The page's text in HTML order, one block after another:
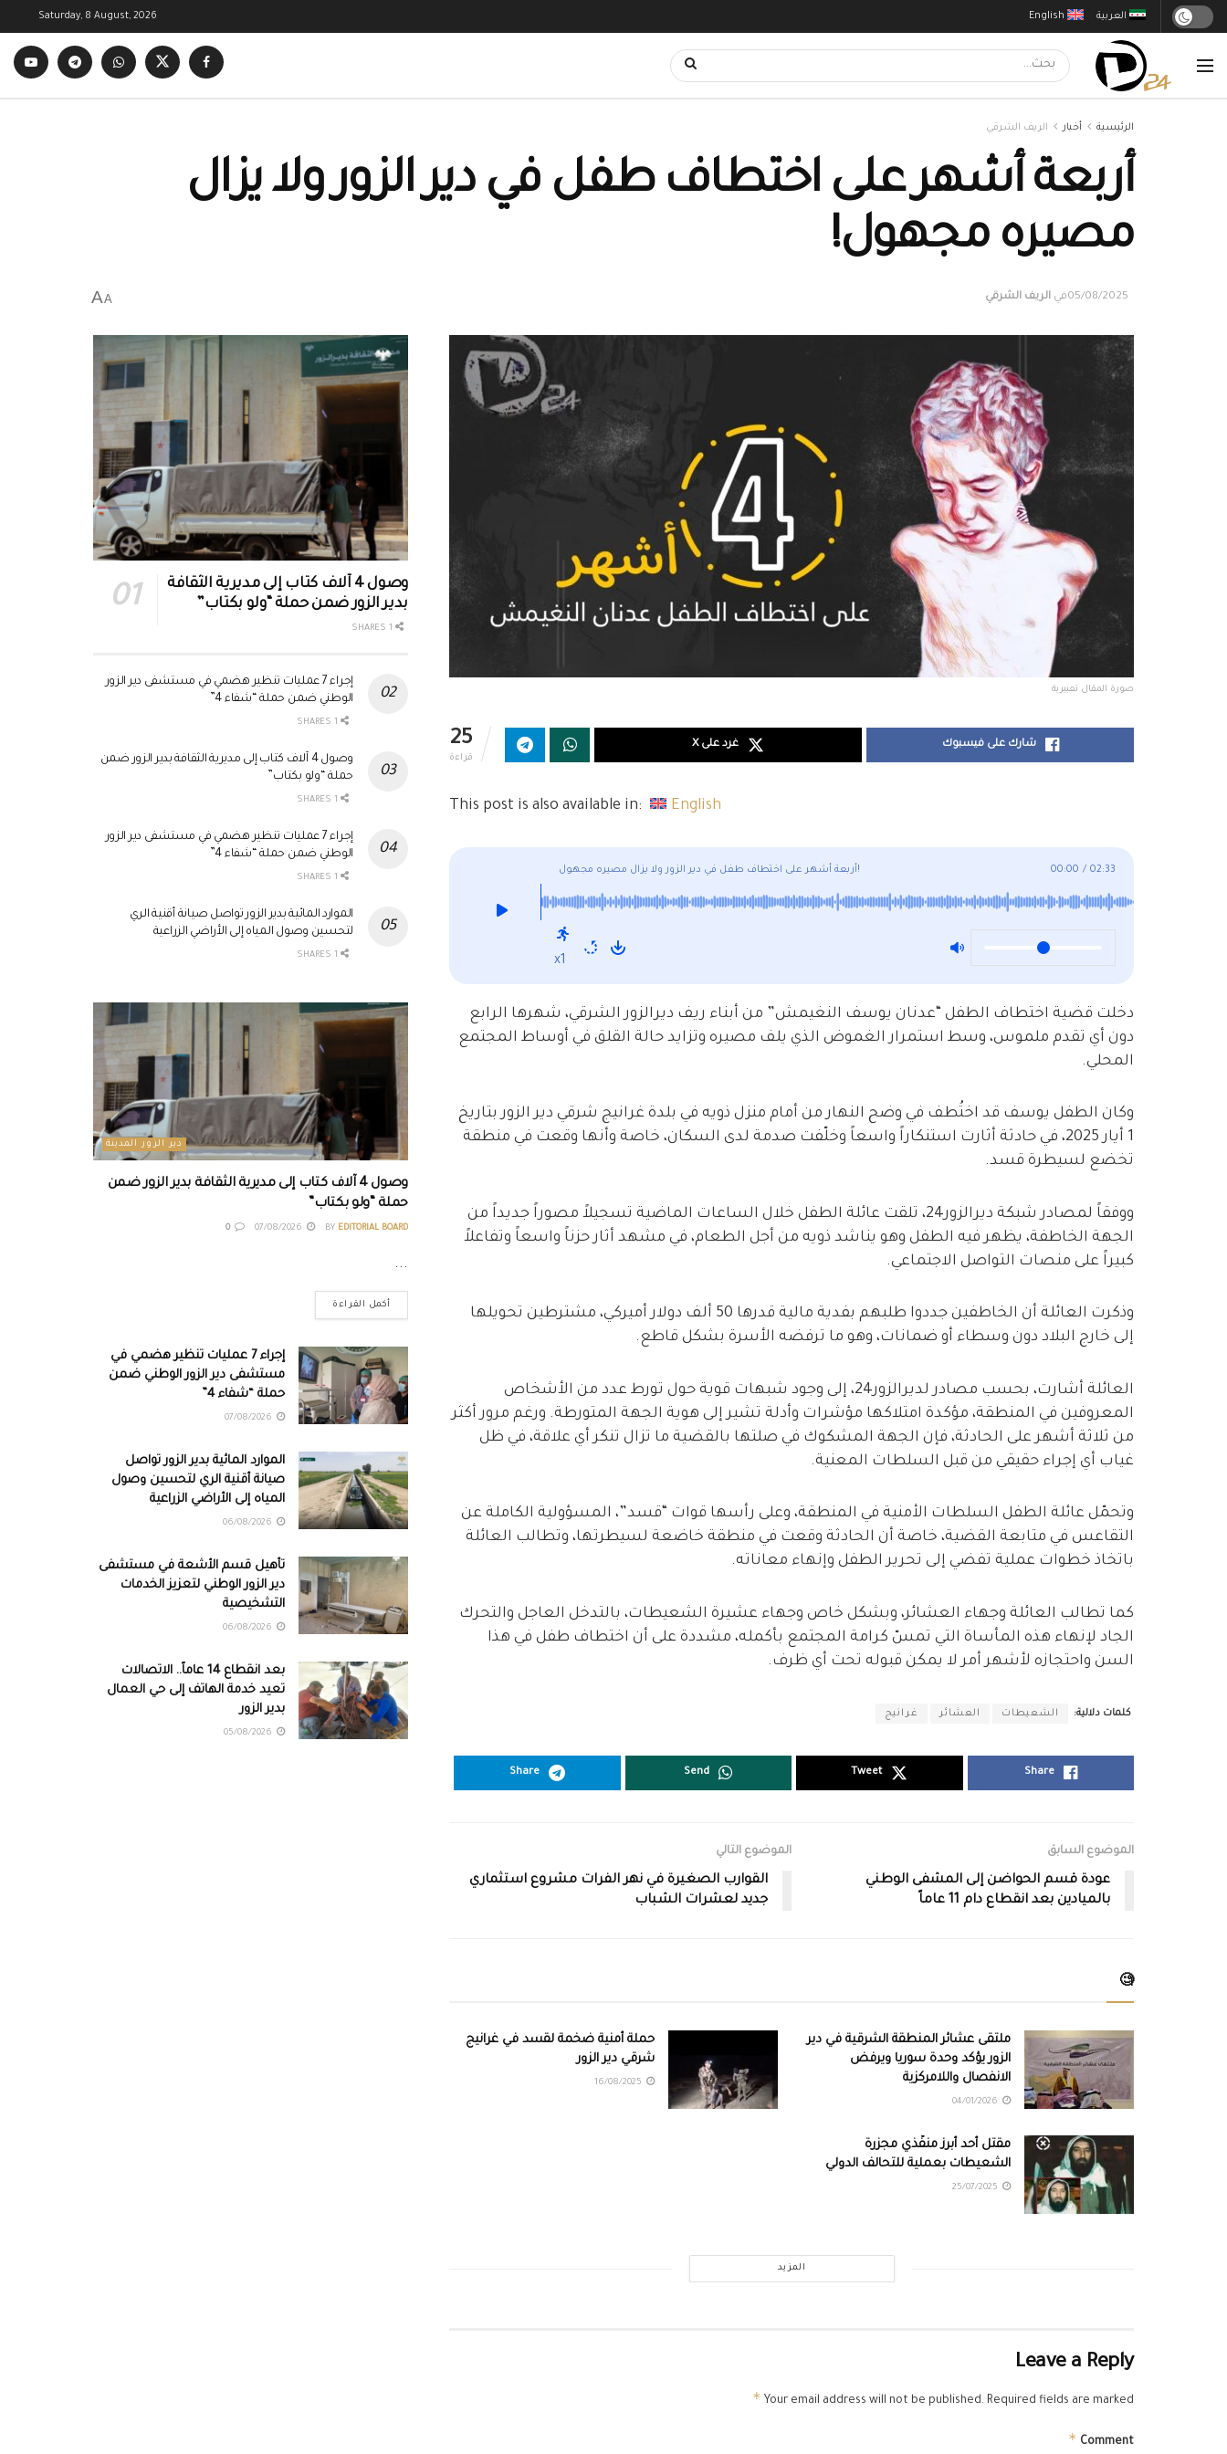
English العربية Saturday, 8 August, 2026
الرئيسية أخبار الريف الشرقي
أربعة أشهر على اختطاف طفل في دير الزور ولا يزال
مصيره مجهول!
05/08/2025في الريف الشرقي A
A
صورة المقال تعبيرية
25
قراءة
شارك على فيسبوك غرد على X
This post is also available in: English
أربعة أشهر على اختطاف طفل في دير الزور ولا يزال مصيره مجهول! 00:00 / 02:33
x1
دخلت قضية اختطاف الطفل “عدنان يوسف النغيمش” من أبناء ريف ديرالزور الشرقي، شهرها الرابع
دون أي تقدم ملموس، وسط استمرار الغموض الذي يلف مصيره وتزايد حالة القلق في أوساط المجتمع
المحلي.
وكان الطفل يوسف قد اختُطف في وضح النهار من أمام منزل ذويه في بلدة غرانيج شرقي دير الزور بتاريخ
1 أيار 2025، في حادثة أثارت استنكاراً واسعاً وخلّفت صدمة لدى السكان، خاصة وأنها وقعت في منطقة
تخضع لسيطرة قسد.
ووفقاً لمصادر شبكة ديرالزور24، تلقت عائلة الطفل خلال الساعات الماضية تسجيلاً مصوراً جديداً من
الجهة الخاطفة، يظهر فيه الطفل وهو يناشد ذويه من أجل الطعام، في مشهد أثار حزناً واسعاً وتفاعلاً
كبيراً على منصات التواصل الاجتماعي.
وذكرت العائلة أن الخاطفين جددوا طلبهم بفدية مالية قدرها 50 ألف دولار أميركي، مشترطين تحويلها
إلى خارج البلاد دون وسطاء أو ضمانات، وهو ما ترفضه الأسرة بشكل قاطع.
العائلة أشارت، بحسب مصادر لديرالزور24، إلى وجود شبهات قوية حول تورط عدد من الأشخاص
المعروفين في المنطقة، مؤكدة امتلاكها مؤشرات وأدلة تشير إلى هوية الجهة المتورطة. ورغم مرور أكثر
من ثلاثة أشهر على الحادثة، فإن الجهة المشكوك في صلتها بالقضية ما تزال تنكر أي علاقة، في ظل
غياب أي إجراء حقيقي من قبل السلطات المعنية.
وتحمّل عائلة الطفل السلطات الأمنية في المنطقة، وعلى رأسها قوات “قسد”، المسؤولية الكاملة عن
التقاعس في متابعة القضية، خاصة أن الحادثة وقعت في منطقة خاضعة لسيطرتها، وتطالب العائلة
باتخاذ خطوات عملية تفضي إلى تحرير الطفل وإنهاء معاناته.
كما تطالب العائلة وجهاء العشائر، وبشكل خاص وجهاء عشيرة الشعيطات، بالتدخل العاجل والتحرك
الجاد لإنهاء هذه المأساة التي تمسّ كرامة المجتمع بأكمله، مشددة على أن اختطاف طفل في هذا
السن واحتجازه لأشهر أمر لا يمكن قبوله تحت أي ظرف.
كلمات دلالية: الشعيطات العشائر غرانيج
Share
Tweet
Send
Share
الموضوع السابق
عودة قسم الحواضن إلى المشفى الوطني
بالميادين بعد انقطاع دام 11 عاماً
الموضوع التالي
القوارب الصغيرة في نهر الفرات مشروع استثماري
جديد لعشرات الشباب
🧐
ملتقى عشائر المنطقة الشرقية في دير
الزور يؤكد وحدة سوريا ويرفض
الانفصال واللامركزية
حملة أمنية ضخمة لقسد في غرانيج
شرقي دير الزور
مقتل أحد أبرز منفّذي مجزرة
الشعيطات بعملية للتحالف الدولي
المزيد
Leave a Reply
Your email address will not be published. Required fields are marked
*
Comment
*
وصول 4 آلاف كتاب إلى مديرية الثقافة
بدير الزور ضمن حملة “ولو بكتاب”
إجراء 7 عمليات تنظير هضمي في مستشفى دير الزور
الوطني ضمن حملة “شفاء 4”
وصول 4 آلاف كتاب إلى مديرية الثقافة بدير الزور ضمن
حملة “ولو بكتاب”
إجراء 7 عمليات تنظير هضمي في مستشفى دير الزور
الوطني ضمن حملة “شفاء 4”
الموارد المائية بدير الزور تواصل صيانة أقنية الري
لتحسين وصول المياه إلى الأراضي الزراعية
دير الزور المدينة
وصول 4 آلاف كتاب إلى مديرية الثقافة بدير الزور ضمن
حملة “ولو بكتاب”
BY EDITORIAL BOARD
0
...
أكمل القراءة
إجراء 7 عمليات تنظير هضمي في
مستشفى دير الزور الوطني ضمن
حملة “شفاء 4”
الموارد المائية بدير الزور تواصل
صيانة أقنية الري لتحسين وصول
المياه إلى الأراضي الزراعية
تأهيل قسم الأشعة في مستشفى
دير الزور الوطني لتعزيز الخدمات
التشخيصية
بعد انقطاع 14 عاماً.. الاتصالات
تعيد خدمة الهاتف إلى حي العمال
بدير الزور